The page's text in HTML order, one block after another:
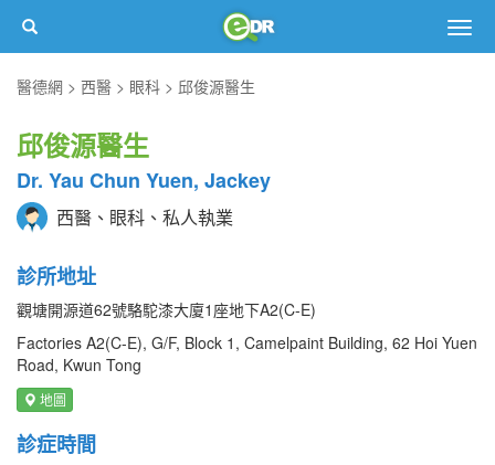
醫德網
西醫 眼科 邱俊源醫生
邱俊源醫生
Dr. Yau Chun Yuen, Jackey
西醫、眼科、私人執業
診所地址
觀塘開源道62號駱駝漆大廈1座地下A2(C-E)
Factories A2(C-E), G/F, Block 1, Camelpaint Building, 62 Hoi Yuen
Road, Kwun Tong
地圖
診症時間